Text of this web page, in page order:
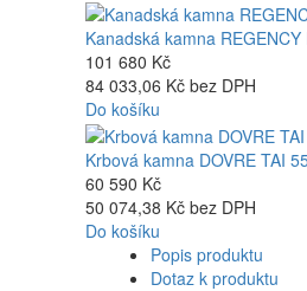
Kanadská kamna
101 680 Kč
84 033,06 Kč bez DPH
Do košíku
Krbová kamna DOVRE TAI
60 590 Kč
50 074,38 Kč bez DPH
Do košíku
Popis produktu
Dotaz k produktu